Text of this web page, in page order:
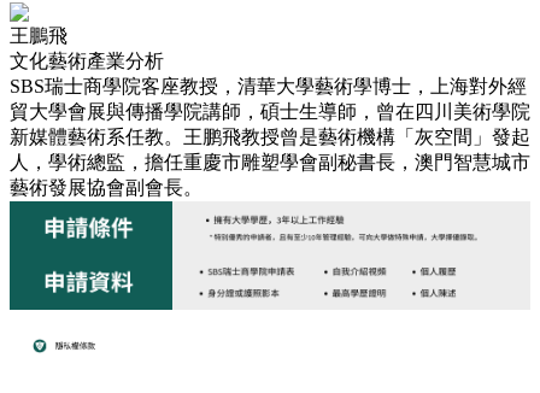
王鵬飛
文化藝術產業分析
SBS瑞士商學院客座教授，清華大學藝術學博士，上海對外經
貿大學會展與傳播學院講師，碩士生導師，曾在四川美術學院
新媒體藝術系任教。王鹏飛教授曾是藝術機構「灰空間」發起
人，學術總監，擔任重慶市雕塑學會副秘書長，澳門智慧城市
藝術發展協會副會長。